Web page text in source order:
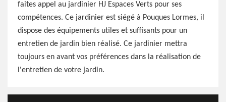
faites appel au jardinier HJ Espaces Verts pour ses
compétences. Ce jardinier est siégé à Pouques Lormes, il
dispose des équipements utiles et suffisants pour un
entretien de jardin bien réalisé. Ce jardinier mettra
toujours en avant vos préférences dans la réalisation de
l'entretien de votre jardin.